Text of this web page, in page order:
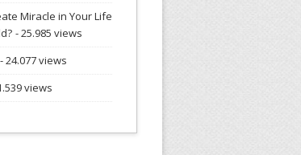
Miracle in Your Life
- 25.985 views
- 24.077 views
views